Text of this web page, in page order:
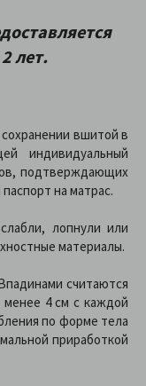
лет.
вшитой в
индивидуальный
подтверждающих
на матрас.
лопнули или
материалы.
считаются
менее 4 см с каждой
по форме тела
приработкой